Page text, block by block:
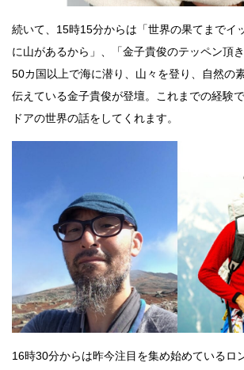
続いて、15時15分からは「世界の果てまでイ
に山があるから」、「金子貴俊のテッペン頂
50カ国以上で海に潜り、山々を登り、自然の
伝えている金子貴俊が登壇。これまでの経験
ドアの世界の話をしてくれます。
16時30分からは昨今注目を集め始めているロ